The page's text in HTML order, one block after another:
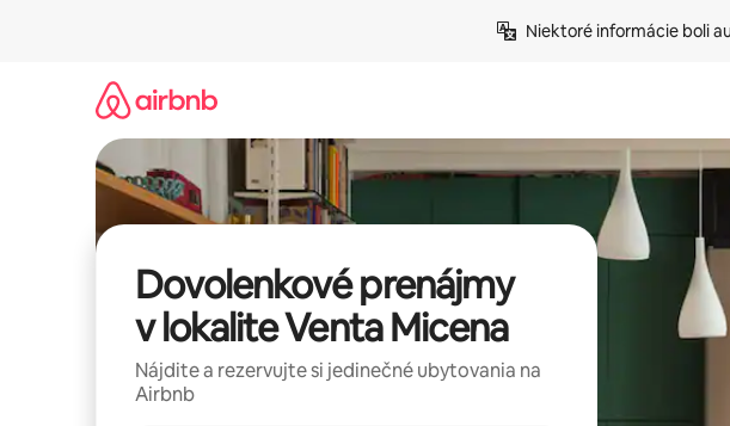
Niektoré informácie boli
Dovolenkové prenájmy
v lokalite Venta Micena
Nájdite a rezervujte si jedinečné ubytovania na
Airbnb